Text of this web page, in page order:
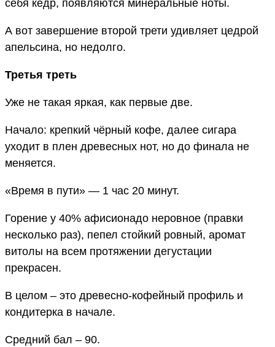
себя кедр, появляются минеральные ноты.
А вот завершение второй трети удивляет цедрой
апельсина, но недолго.
Третья треть
Уже не такая яркая, как первые две.
Начало: крепкий чёрный кофе, далее сигара
уходит в плен древесных нот, но до финала не
меняется.
«Время в пути» — 1 час 20 минут.
Горение у 40% афисионадо неровное (правки
несколько раз), пепел стойкий ровный, аромат
витолы на всем протяжении дегустации
прекрасен.
В целом – это древесно-кофейный профиль и
кондитерка в начале.
Средний бал – 90.